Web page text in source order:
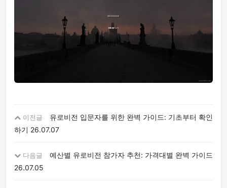
이전글
유로비전 입문자를 위한 완벽 가이드: 기초부터 확인
하기 26.07.07
다음글
예산별 유로비전 참가자 추천: 가격대별 완벽 가이드
26.07.05